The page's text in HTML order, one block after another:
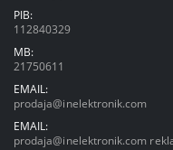
PIB:
112840329
MB:
21750611
EMAIL:
prodaja@inelektronik.com
EMAIL:
prodaja@inelektronik.com